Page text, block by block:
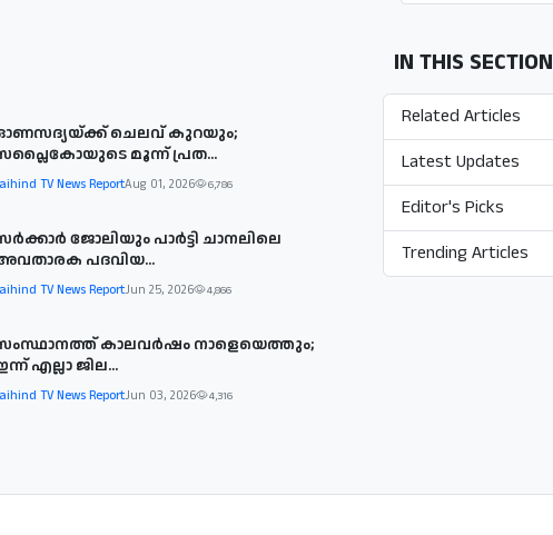
ചെലവ് കുറയും;
മൂന്ന് പ്രത...
TV News ReportAug 01, 2026 6,786
ജോലിയും പാര്‍ട്ടി ചാനലിലെ
പദവിയ...
TV News ReportJun 25, 2026 4,866
കാലവര്‍ഷം നാളെയെത്തും;
എല്ലാ ജില...
TV News ReportJun 03, 2026 4,316
IN THIS SECTION
Related Articles
Latest Updates
Editor's Picks
Trending Articles